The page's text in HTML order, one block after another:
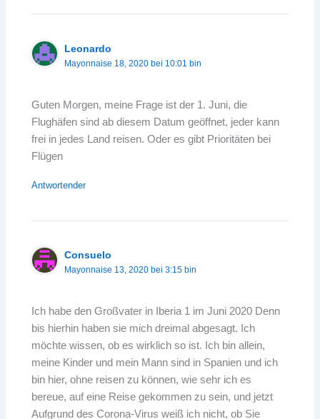
Leonardo
Mayonnaise 18, 2020 bei 10:01 bin
Guten Morgen, meine Frage ist der 1. Juni, die
Flughäfen sind ab diesem Datum geöffnet, jeder kann
frei in jedes Land reisen. Oder es gibt Prioritäten bei
Flügen
Antwortender
Consuelo
Mayonnaise 13, 2020 bei 3:15 bin
Ich habe den Großvater in Iberia 1 im Juni 2020 Denn
bis hierhin haben sie mich dreimal abgesagt. Ich
möchte wissen, ob es wirklich so ist. Ich bin allein,
meine Kinder und mein Mann sind in Spanien und ich
bin hier, ohne reisen zu können, wie sehr ich es
bereue, auf eine Reise gekommen zu sein, und jetzt
Aufgrund des Corona-Virus weiß ich nicht, ob Sie